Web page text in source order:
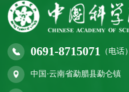
0691-8715071 （电话）
中国·云南省勐腊县勐仑镇